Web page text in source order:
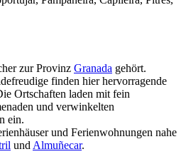
zur Provinz Granada gehört.
finden hier hervorragende
Ortschaften laden mit fein
und verwinkelten
ein.
und Ferienwohnungen nahe
und Almuñecar.